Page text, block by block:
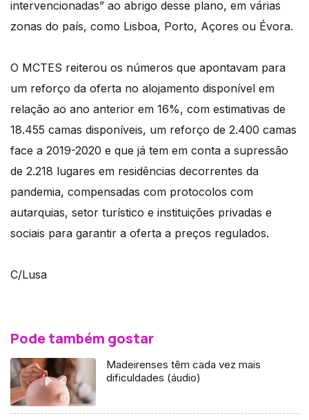
intervencionadas” ao abrigo desse plano, em várias
zonas do país, como Lisboa, Porto, Açores ou Évora.
O MCTES reiterou os números que apontavam para
um reforço da oferta no alojamento disponível em
relação ao ano anterior em 16%, com estimativas de
18.455 camas disponíveis, um reforço de 2.400 camas
face a 2019-2020 e que já tem em conta a supressão
de 2.218 lugares em residências decorrentes da
pandemia, compensadas com protocolos com
autarquias, setor turístico e instituições privadas e
sociais para garantir a oferta a preços regulados.
C/Lusa
Pode também gostar
Madeirenses têm cada vez mais
dificuldades (áudio)